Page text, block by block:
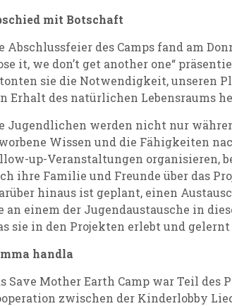
mit Botschaft
Abschlussfeier des Camps fand am
it, we don’t get another one“
sie die Notwendigkeit, unseren
Erhalt des natürlichen Lebensraums
Jugendlichen werden nicht nur
Wissen und die Fähigkeiten
up-Veranstaltungen organisieren,
ihre Familie und Freunde über das
hinaus ist geplant, einen
an einem der Jugendaustausche in
sie in den Projekten erlebt und
handla
Save Mother Earth Camp war Teil
zwischen der Kinderlobby